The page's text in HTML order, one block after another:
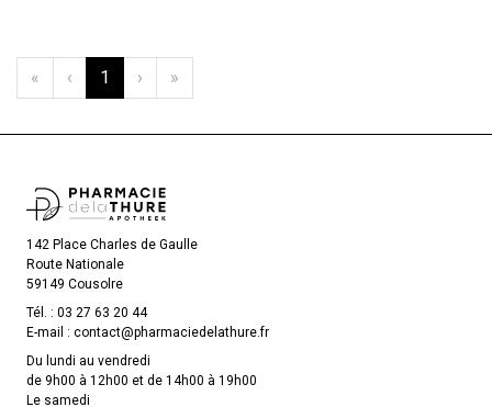
« ‹ 1 › »
142 Place Charles de Gaulle
Route Nationale
59149 Cousolre
Tél. : 03 27 63 20 44
E-mail : contact@pharmaciedelathure.fr
Du lundi au vendredi
de 9h00 à 12h00 et de 14h00 à 19h00
Le samedi